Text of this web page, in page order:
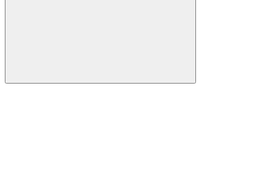
Buscar